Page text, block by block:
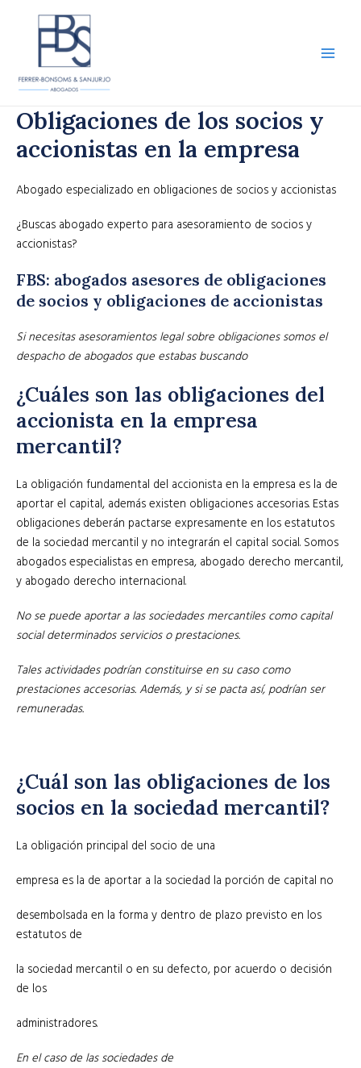
contenido
Obligaciones de los socios y
accionistas en la empresa
Abogado especializado en obligaciones de socios y accionistas
¿Buscas abogado experto para asesoramiento de socios y
accionistas?
FBS: abogados asesores de obligaciones
de socios y obligaciones de accionistas
Si necesitas asesoramientos legal sobre obligaciones somos el
despacho de abogados que estabas buscando
¿Cuáles son las obligaciones del
accionista en la empresa
mercantil?
La obligación fundamental del accionista en la empresa es la de
aportar el capital, además existen obligaciones accesorias. Estas
obligaciones deberán pactarse expresamente en los estatutos
de la sociedad mercantil y no integrarán el capital social. Somos
abogados especialistas en empresa, abogado derecho mercantil,
y abogado derecho internacional.
No se puede aportar a las sociedades mercantiles como capital
social determinados servicios o prestaciones.
Tales actividades podrían constituirse en su caso como
prestaciones accesorias. Además, y si se pacta así, podrían ser
remuneradas.
¿Cuál son las obligaciones de los
socios en la sociedad mercantil?
La obligación principal del socio de una
empresa es la de aportar a la sociedad la porción de capital no
desembolsada en la forma y dentro de plazo previsto en los
estatutos de
la sociedad mercantil o en su defecto, por acuerdo o decisión
de los
administradores.
En el caso de las sociedades de